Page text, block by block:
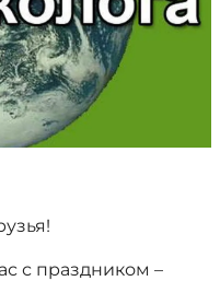
с праздником –